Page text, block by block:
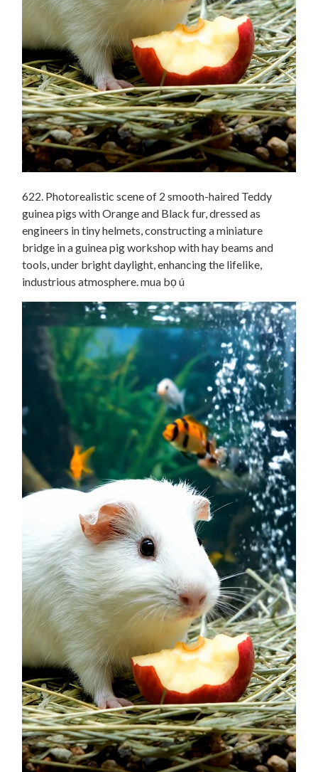
622. Photorealistic scene of 2 smooth-haired Teddy
guinea pigs with Orange and Black fur, dressed as
engineers in tiny helmets, constructing a miniature
bridge in a guinea pig workshop with hay beams and
tools, under bright daylight, enhancing the lifelike,
industrious atmosphere. mua bọ ú